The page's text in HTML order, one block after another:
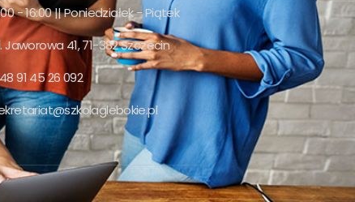
- 16:00 || Poniedziałek - Piątek
Jaworowa 41, 71-382 Szczecin
91 45 26 092